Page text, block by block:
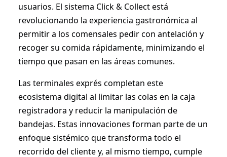
usuarios. El sistema Click & Collect está
revolucionando la experiencia gastronómica al
permitir a los comensales pedir con antelación y
recoger su comida rápidamente, minimizando el
tiempo que pasan en las áreas comunes.
Las terminales exprés completan este
ecosistema digital al limitar las colas en la caja
registradora y reducir la manipulación de
bandejas. Estas innovaciones forman parte de un
enfoque sistémico que transforma todo el
recorrido del cliente y, al mismo tiempo, cumple